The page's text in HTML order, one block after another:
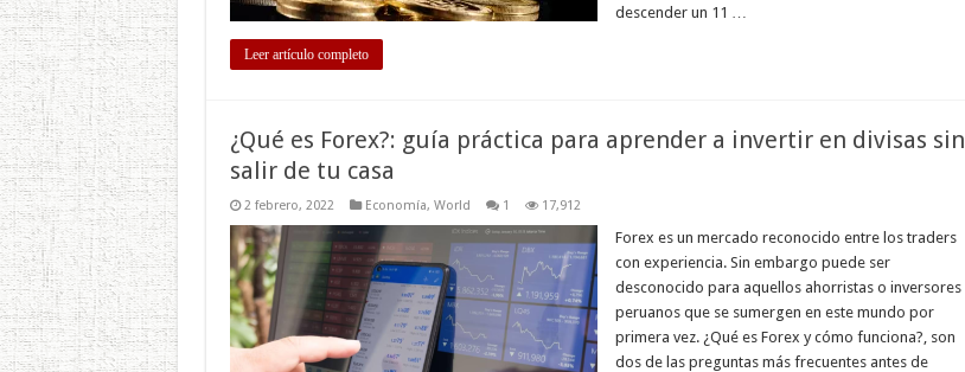
descender un 11 …
Leer artículo completo
¿Qué es Forex?: guía práctica para aprender a invertir en divisas sin
salir de tu casa
2 febrero, 2022 Economía, World 1 17,912
Forex es un mercado reconocido entre los traders
con experiencia. Sin embargo puede ser
desconocido para aquellos ahorristas o inversores
peruanos que se sumergen en este mundo por
primera vez. ¿Qué es Forex y cómo funciona?, son
dos de las preguntas más frecuentes antes de